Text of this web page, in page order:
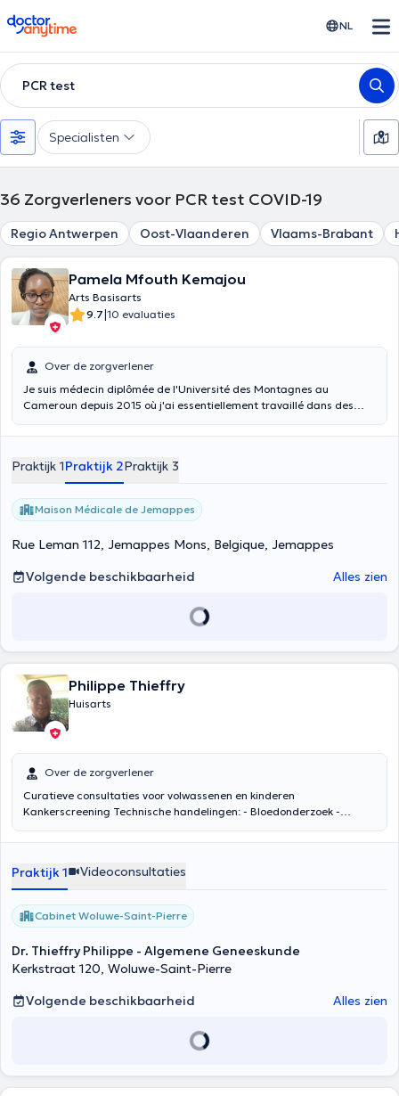
doctoranytime NL
PCR test
Specialisten
36 Zorgverleners voor PCR test COVID-19
Regio Antwerpen Oost-Vlaanderen Vlaams-Brabant
Pamela Mfouth Kemajou
Arts Basisarts
9.7|10 evaluaties
Over de zorgverlener
Je suis médecin diplômée de l'Université des Montagnes au
Cameroun depuis 2015 où j'ai essentiellement travaillé dans des
suis médecin de santé publique diplômée de l'Université Libre de
COVID long depuis 2022 et fais partie du réseau Long COVID
Belgium. J'exerce mon métier avec passion et détermination, en
axant ma pratique sur une médecine centrée sur la personne. Je
consulte également les enfants âgés de moins de 12 ans.
Praktijk 1Praktijk 2Praktijk 3
Maison Médicale de Jemappes
Rue Leman 112, Jemappes Mons, Belgique, Jemappes
Volgende beschikbaarheid
Alles zien
Philippe Thieffry
Huisarts
Over de zorgverlener
Curatieve consultaties voor volwassenen en kinderen
Kankerscreening Technische handelingen: - Bloedonderzoek -
operatie: - cysten, - verwijdering van naevus, - hechtingen -
Vaccinaties Mentale handicap - aandachtstoornissen Aangrenzend
bureau voor fysiotherapie Ontspanningsruimte U kunt contact met
mij opnemen op +32 475775362.
Praktijk 1 Videoconsultaties
Cabinet Woluwe-Saint-Pierre
Dr. Thieffry Philippe - Algemene Geneeskunde
Kerkstraat 120, Woluwe-Saint-Pierre
Volgende beschikbaarheid
Alles zien